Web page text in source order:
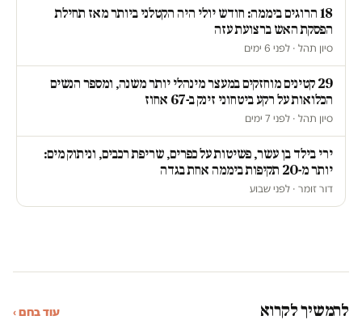
18 הרוגים ביממה: חודש יולי היה הקטלני ביותר מאז תחילת
הפסקת האש ברצועת עזה
סיון תהל · לפני 6 ימים
29 קטינים מוחזקים במעצר מינהלי יותר משנה, ומספר הנשים
הכלואות על רקע ביטחוני זינק ב-67 אחוז
סיון תהל · לפני 7 ימים
ירי בילד בן עשר, פשיטות על כפרים, שריפת רכבים, וניתוק מים:
יותר מ-20 תקיפות ביממה אחת בגדה
דור זומר · לפני שבוע
להמשיך לקרוא עוד בחם ›